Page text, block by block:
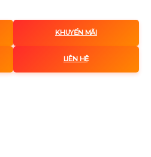
KHUYẾN MÃI
LIÊN HỆ